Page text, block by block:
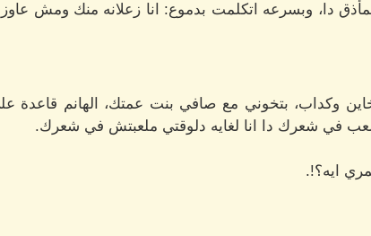
دا، وبسرعه اتكلمت بدموع: انا زعلانه منك ومش
وكداب، بتخوني مع صافي بنت عمتك، الهانم قاعدة
في شعرك دا انا لغايه دلوقتي ملعبتش في شعرك.
ايه؟!.